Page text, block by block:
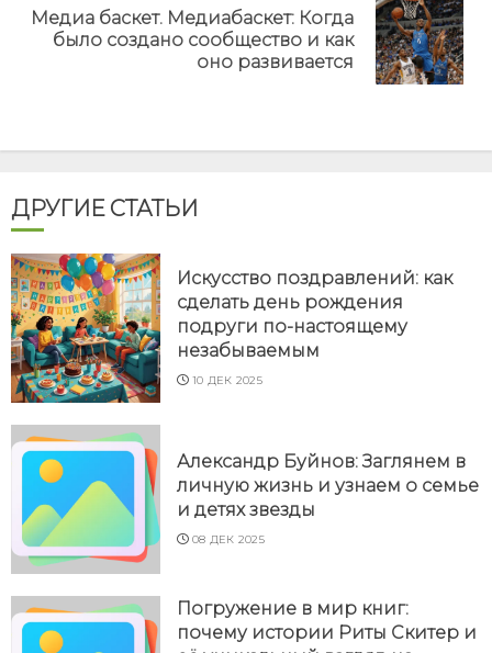
Next
Медиа баскет. Медиабаскет: Когда
было создано сообщество и как
оно развивается
ДРУГИЕ СТАТЬИ
Искусство поздравлений: как
сделать день рождения
подруги по-настоящему
незабываемым
10 ДЕК 2025
Александр Буйнов: Заглянем в
личную жизнь и узнаем о семье
и детях звезды
08 ДЕК 2025
Погружение в мир книг:
почему истории Риты Скитер и